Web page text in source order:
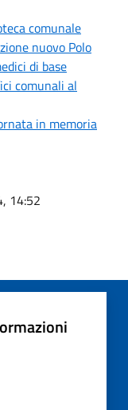
comunale
nuovo Polo
di base
comunali al
in memoria
14:52